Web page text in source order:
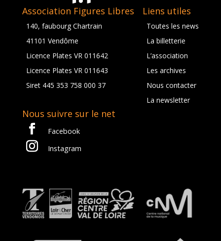
Association Figures Libres
140, faubourg Chartrain
41101 Vendôme
Licence Plates VR 011642
Licence Plates VR 011643
Siret 445 353 758 000 37
Liens utiles
Toutes les news
La billetterie
L’association
Les archives
Nous contacter
La newsletter
Nous suivre sur le net
Facebook
Instagram